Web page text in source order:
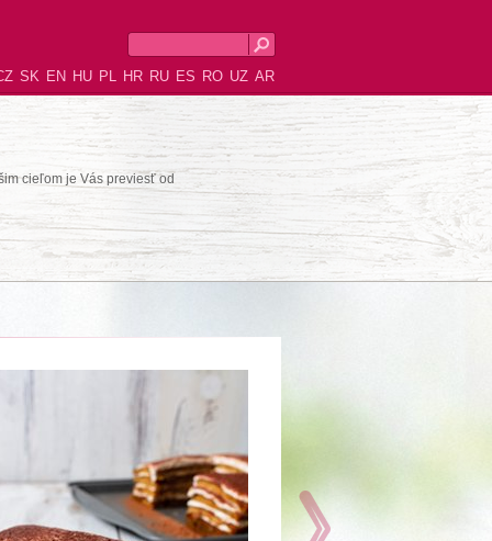
SK EN HU PL HR RU ES RO UZ AR
cieľom je Vás previesť od